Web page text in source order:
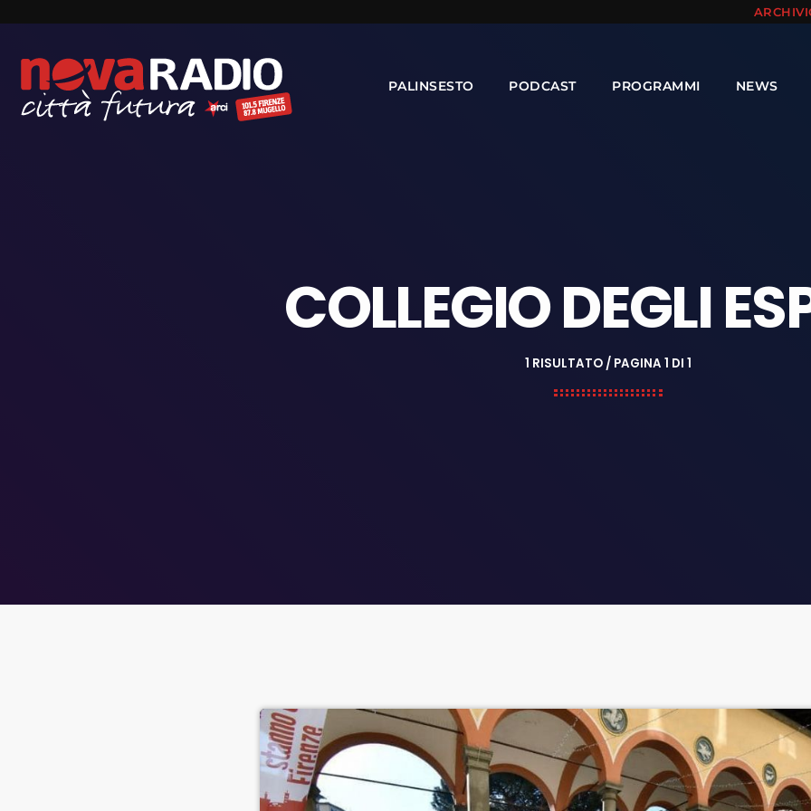
PALINSESTO PODCAST PROGRAMMI NEWS
COLLEGIO DEGLI
1 RISULTATO / PAGINA 1 DI 1